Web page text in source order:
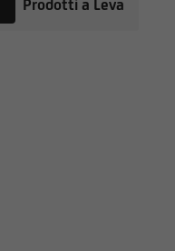
Prodotti a Leva